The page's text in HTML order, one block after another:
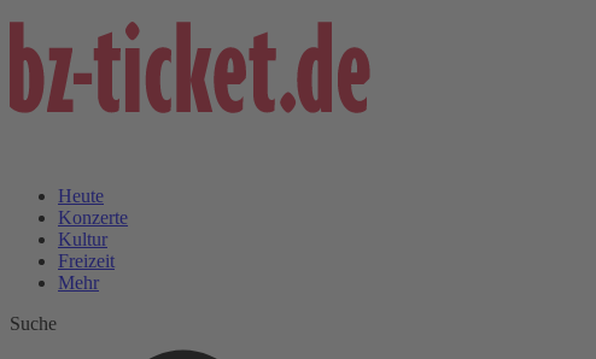
Heute
Konzerte
Kultur
Freizeit
Mehr
Suche